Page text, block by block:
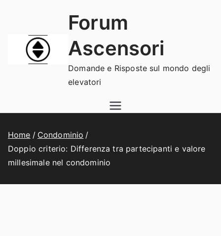
contenuto
Forum
Ascensori
Domande e Risposte sul mondo degli
elevatori
Home
Condominio
Doppio criterio: Differenza tra partecipanti e valore
millesimale nel condominio